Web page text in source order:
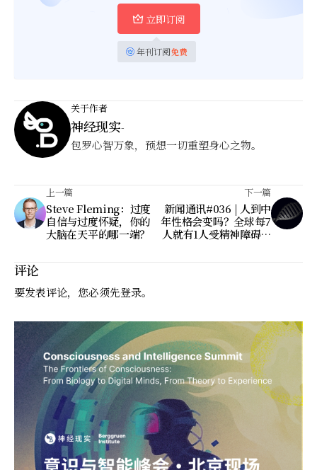
立即订阅
年刊订阅免费
关于作者
神经现实-
包罗心智万象，预想一切重塑身心之物。
上一篇
Steve Fleming：过度
自信与过度怀疑，你的
大脑在天平的哪一端？
下一篇
新闻通讯#036 | 人到中
年性格会变吗？全球每7
人就有1人受精神障碍影
评论
要发表评论，您必须先登录。